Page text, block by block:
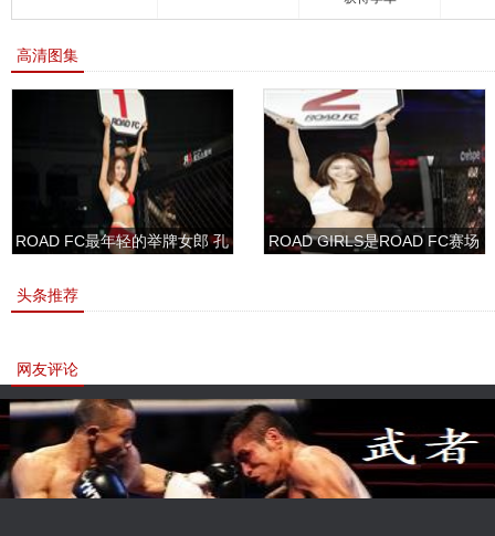
高清图集
ROAD FC最年轻的举牌女郎 孔
ROAD GIRLS是ROAD FC赛场
头条推荐
网友评论